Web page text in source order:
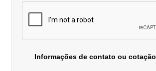
Informações de contato ou cotação